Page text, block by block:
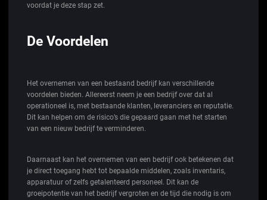
voordat je deze stap zet.
De Voordelen
Het overnemen van een bestaand bedrijf kan verschillende
voordelen bieden. Allereerst neem je een bedrijf over dat al
operationeel is, met bestaande klanten, leveranciers en reputatie.
Dit kan helpen om de risico’s die gepaard gaan met het starten
van een nieuw bedrijf te verminderen.
Daarnaast kan het overnemen van een bedrijf ook betekenen dat
je direct toegang hebt tot bepaalde middelen, zoals inventaris,
apparatuur of zelfs getalenteerd personeel. Dit kan de
groeipotentie van het bedrijf vergroten en de tijd die nodig is om